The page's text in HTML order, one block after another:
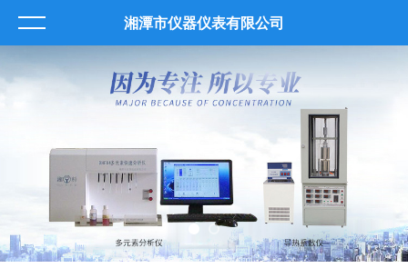
湘潭市仪器仪表有限公司